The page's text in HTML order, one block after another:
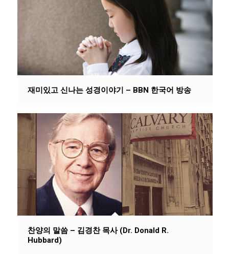
재미있고 신나는 성경이야기 – BBN 한국어 방송
찬양의 말씀 – 김경찬 목사 (Dr. Donald R.
Hubbard)